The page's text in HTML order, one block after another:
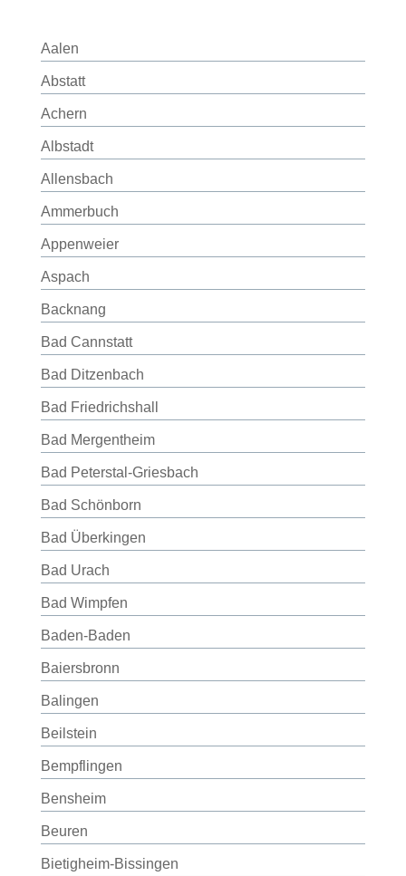
Aalen
Abstatt
Achern
Albstadt
Allensbach
Ammerbuch
Appenweier
Aspach
Backnang
Bad Cannstatt
Bad Ditzenbach
Bad Friedrichshall
Bad Mergentheim
Bad Peterstal-Griesbach
Bad Schönborn
Bad Überkingen
Bad Urach
Bad Wimpfen
Baden-Baden
Baiersbronn
Balingen
Beilstein
Bempflingen
Bensheim
Beuren
Bietigheim-Bissingen